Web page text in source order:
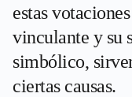
estas
vinculante y su
simbólico,
ciertas causas.